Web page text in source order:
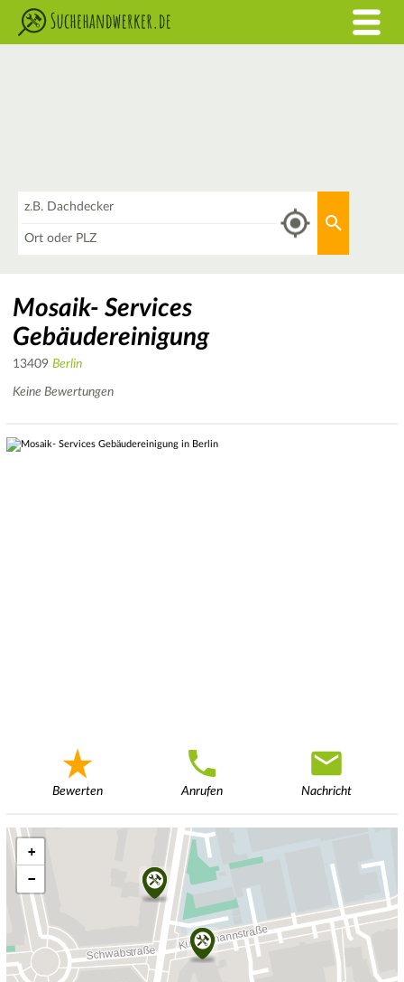
Mosaik- Services
Gebäudereinigung
13409 Berlin
Keine Bewertungen
Bewerten Anrufen Nachricht
+
−